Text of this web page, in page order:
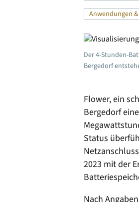
Anwendungen
Der 4-Stunden-
Bergedorf
Flower, ein
Bergedorf
Status
2023 mit der
Nach